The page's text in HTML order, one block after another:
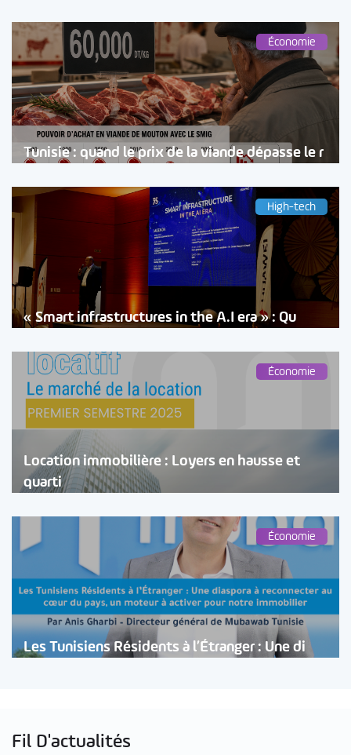
Économie
Tunisie : quand le prix de la viande dépasse le r
High-tech
« Smart infrastructures in the A.I era » : Qu
Économie
Location immobilière : Loyers en hausse et
quarti
Économie
Les Tunisiens Résidents à l’Étranger : Une di
Fil D'actualités